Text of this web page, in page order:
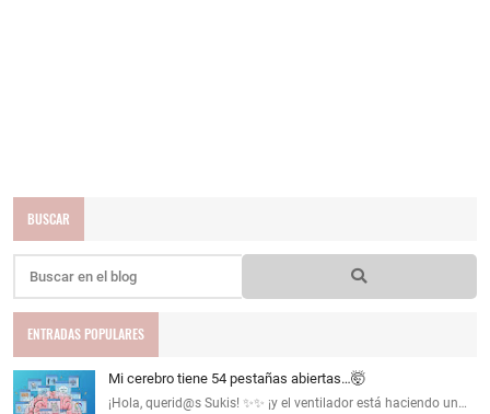
BUSCAR
ENTRADAS POPULARES
Mi cerebro tiene 54 pestañas abiertas…🤯
¡Hola, querid@s Sukis! ✨✨ ¡y el ventilador está haciendo un…